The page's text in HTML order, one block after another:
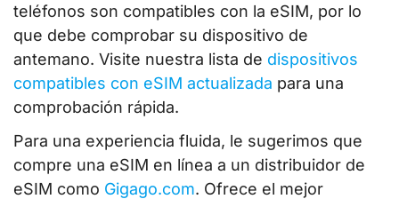
teléfonos son compatibles con la eSIM, por lo
que debe comprobar su dispositivo de
antemano. Visite nuestra lista de dispositivos
compatibles con eSIM actualizada para una
comprobación rápida.
Para una experiencia fluida, le sugerimos que
compre una eSIM en línea a un distribuidor de
eSIM como Gigago.com. Ofrece el mejor